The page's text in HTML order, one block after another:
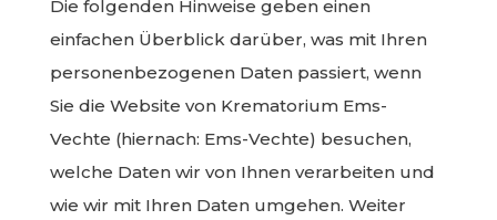
Die folgenden Hinweise geben einen
einfachen Überblick darüber, was mit Ihren
personenbezogenen Daten passiert, wenn
Sie die Website von Krematorium Ems-
Vechte (hiernach: Ems-Vechte) besuchen,
welche Daten wir von Ihnen verarbeiten und
wie wir mit Ihren Daten umgehen. Weiter